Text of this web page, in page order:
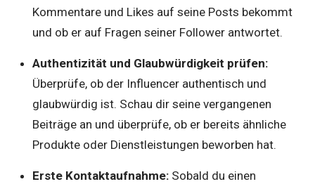
Kommentare und Likes auf seine Posts bekommt
und ob er auf Fragen seiner Follower antwortet.
Authentizität und Glaubwürdigkeit prüfen:
Überprüfe, ob der Influencer authentisch und
glaubwürdig ist. Schau dir seine vergangenen
Beiträge an und überprüfe, ob er bereits ähnliche
Produkte oder Dienstleistungen beworben hat.
Erste Kontaktaufnahme: Sobald du einen